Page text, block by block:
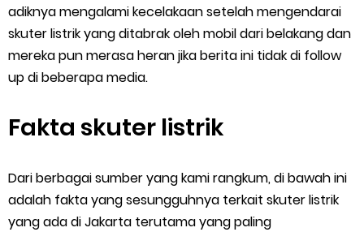
adiknya mengalami kecelakaan setelah mengendarai
skuter listrik yang ditabrak oleh mobil dari belakang dan
mereka pun merasa heran jika berita ini tidak di follow
up di beberapa media.
Fakta skuter listrik
Dari berbagai sumber yang kami rangkum, di bawah ini
adalah fakta yang sesungguhnya terkait skuter listrik
yang ada di Jakarta terutama yang paling